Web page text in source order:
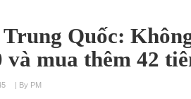
Quốc:
và mua thêm 42
| By PM